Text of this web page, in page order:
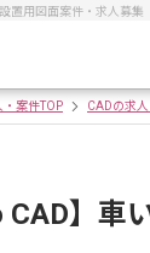
置用図面案件・求人募
案件TOP CADの求
CAD】